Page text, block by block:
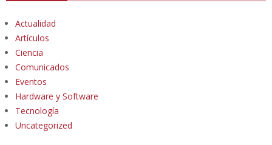
Actualidad
Artículos
Ciencia
Comunicados
Eventos
Hardware y Software
Tecnología
Uncategorized